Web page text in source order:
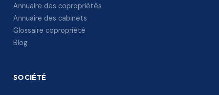
Annuaire des copropriétés
Annuaire des cabinets
Glossaire copropriété
Blog
SOCIÉTÉ